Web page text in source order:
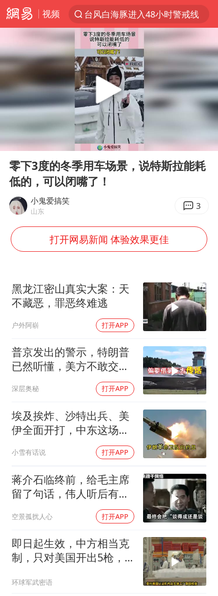
视频
台风白海豚进入48小时警戒线
中方回应是否在太平洋海底开采稀土
宇树科技发行价格150.80元/股
泰国一女公务员妆容引争议 本人回应
外交部发言人就广岛核爆81周年等答记者问
吉林一“温度计大楼”读数爆表
台风白海豚影响中国已成定局
U17国足1分钟轰2球
女子利用漏洞0元薅走3000多件家电
24小时不关空调 电费会更低吗
东方甄选被判赔偿江小白30万元
村民谈“梅姨”：叫的其实是“媒姨”
奋进开新局 实干挑大梁
Play
零下3度的冬季用车场景，说特斯拉能耗
低的，可以闭嘴了！
小鬼爱搞笑
山东 3
打开网易新闻 体验效果更佳
黑龙江密山真实大案：天
不藏恶，罪恶终难逃
户外阿崭 打开APP
普京发出的警示，特朗普
已然听懂，美方不敢交出
深层奥秘 打开APP
埃及挨炸、沙特出兵、美
伊全面开打，中东这场仗
把所有人都拖下水了
小雪有话说 打开APP
蒋介石临终前，给毛主席
留了句话，伟人听后有什
空景孤扰人心 打开APP
即日起生效，中方相当克
制，只对美国开出5枪，
环球军武密语